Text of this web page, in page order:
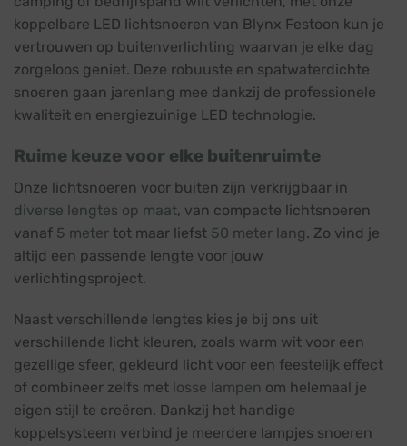
koppelbare LED lichtsnoeren van Blynx Festoon kun je
vertrouwen op buitenverlichting waarvan je elke dag
zorgeloos geniet. Deze robuuste en spatwaterdichte
snoeren gaan jarenlang mee dankzij de professionele
kwaliteit en energiezuinige LED technologie.
Ruime keuze voor elke buitenruimte
Onze lichtsnoeren voor buiten zijn verkrijgbaar in
diverse lengtes op maat, van compacte lichtsnoeren
vanaf 5 meter tot maar liefst 50 meter lang. Zo vind je
altijd een passende lengte voor jouw
verlichtingsproject.
Naast verschillende lengtes kies je bij ons uit
verschillende licht kleuren, zoals warm wit voor een
gezellige sfeer, gekleurd licht voor een feestelijk effect
of combineer zelfs met losse lampen om helemaal je
eigen stijl te creëren. Dankzij het handige
koppelsysteem verbind je meerdere lampjes snoeren